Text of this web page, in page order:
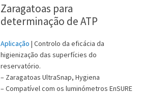
Zaragatoas para
determinação de ATP
Aplicação | Controlo da eficácia da
higienização das superfícies do
reservatório.
– Zaragatoas UltraSnap, Hygiena
– Compatível com os luminómetros EnSURE